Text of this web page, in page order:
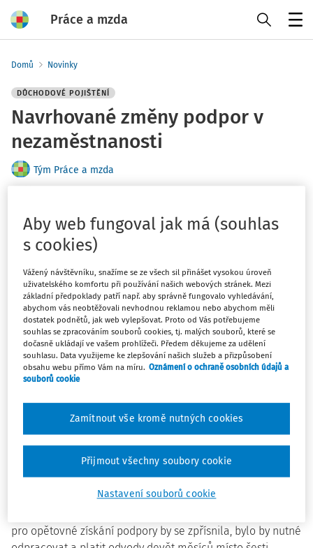
Práce a mzda
Domů Novinky
DŮCHODOVÉ POJIŠTĚNÍ
Navrhované změny podpor v
nezaměstnanosti
Tým Práce a mzda
Související dokumenty (1)
Poslanci navrhli změny v podporách v nezaměstnanosti,
na 80 % předchozího průměrného výdělku, zatímco v
posledních měsících by měla klesnout z nynějších 45 na
40 %.
Počítá s tím pozměňovací návrh vládních poslanců k
flexinovele zákoníku práce. Déle by peníze od státu mohli
lidé dostávat až od 52 let, nyní je to od 50 let. Při
rekvalifikaci by měla podpora činit 80 % čistého výdělku, a
zvednout by se měly i maximální možné pobírané částky.
Nově by se věkové hranice pro pobírání podpory posunuly
o dva roky, a to na 52 let pro pětiměsíční podporu, 57 let
pro osmiměsíční podporu a nad 57 let pro podporu na 11
měsíců. U osob nad 52 let by se měla prodloužit doba
pro opětovné získání podpory by se zpřísnila, bylo by nutné
Aby web fungoval jak má (souhlas
s cookies)
Vážený návštěvníku, snažíme se ze všech sil přinášet vysokou úroveň
uživatelského komfortu při používání našich webových stránek. Mezi
základní předpoklady patří např. aby správně fungovalo vyhledávání,
abychom vás neobtěžovali nevhodnou reklamou nebo abychom měli
dostatek podnětů, jak web vylepšovat. Proto od Vás potřebujeme
souhlas se zpracováním souborů cookies, tj. malých souborů, které se
dočasně ukládají ve vašem prohlížeči. Předem děkujeme za udělení
souhlasu. Data využijeme ke zlepšování našich služeb a přizpůsobení
obsahu webu přímo Vám na míru. Oznámení o ochraně osobních údajů a
souborů cookie
Nastavení souborů cookie
Zamítnout vše kromě nutných cookies
Přijmout všechny soubory cookie